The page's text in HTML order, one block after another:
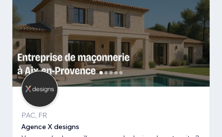
PAC, FR
Agence X designs